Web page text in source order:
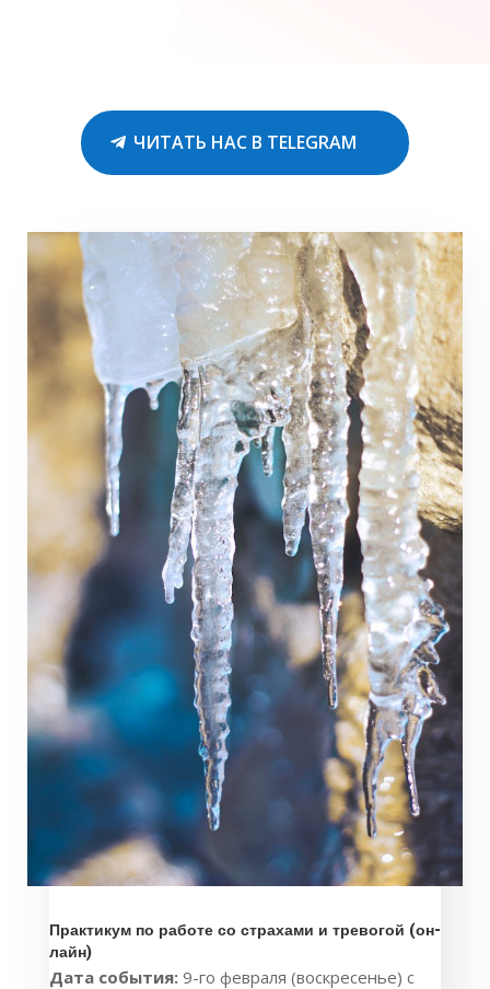
ЧИТАТЬ НАС В TELEGRAM
Практикум по работе со страхами и тревогой (он-
лайн)
Дата события: 9-го февраля (воскресенье) с